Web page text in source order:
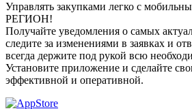
Управлять закупками легко с
РЕГИОН!
Получайте уведомления о самых
следите за изменениями в заявках и
всегда держите под рукой всю
Установите приложение и сделайте
эффективной и оперативной.